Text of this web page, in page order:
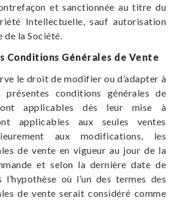
et sanctionnée au titre du
Intellectuelle, sauf autorisation
la Société.
Conditions Générales de Vente
le droit de modifier ou d’adapter à
conditions générales de
applicables dès leur mise à
applicables aux seules ventes
aux modifications, les
de vente en vigueur au jour de la
et selon la dernière date de
où l’un des termes des
de vente serait considéré comme